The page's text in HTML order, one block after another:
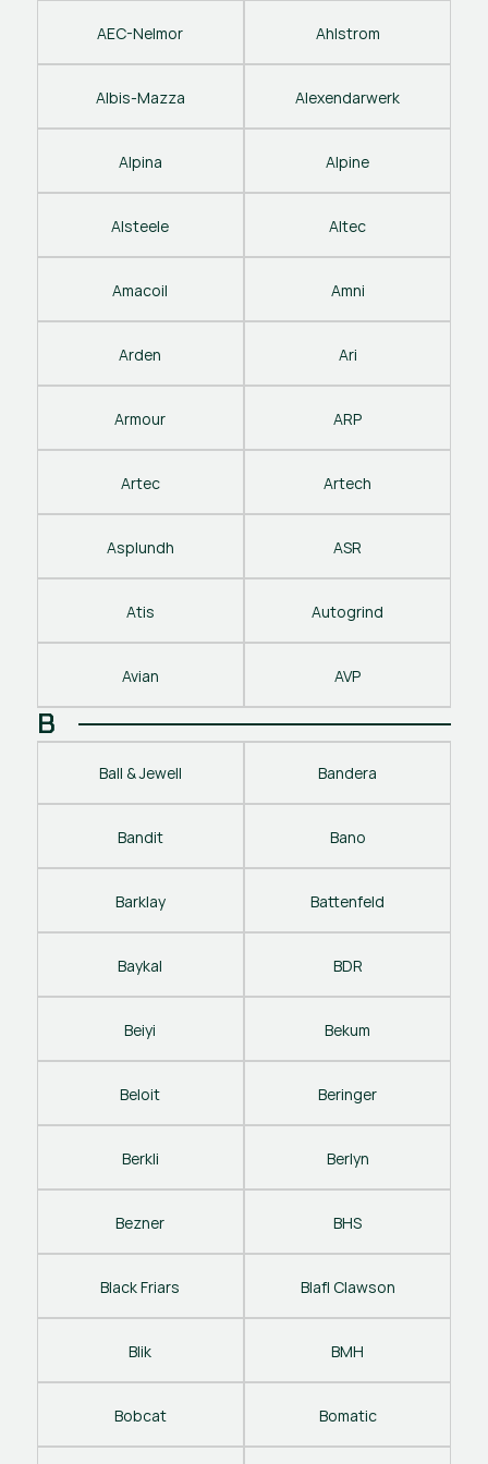
AEC-Nelmor Ahlstrom
Albis-Mazza Alexendarwerk
Alpina Alpine
Alsteele Altec
Amacoil Amni
Arden Ari
Armour ARP
Artec Artech
Asplundh ASR
Atis Autogrind
Avian AVP
B
Ball & Jewell Bandera
Bandit Bano
Barklay Battenfeld
Baykal BDR
Beiyi Bekum
Beloit Beringer
Berkli Berlyn
Bezner BHS
Black Friars Blafl Clawson
Blik BMH
Bobcat Bomatic